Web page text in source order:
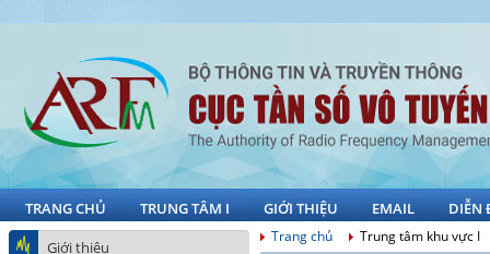
TRANG CHỦ TRUNG TÂM I GIỚI THIỆU EMAIL
DIỄN
Giới thiệu
Trang chủ Trung tâm khu vực I